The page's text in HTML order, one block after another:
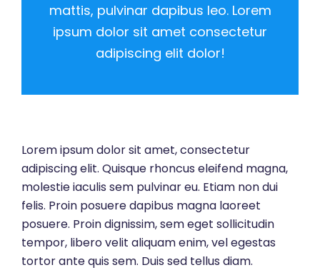
mattis, pulvinar dapibus leo. Lorem
ipsum dolor sit amet consectetur
adipiscing elit dolor!
Lorem ipsum dolor sit amet, consectetur
adipiscing elit. Quisque rhoncus eleifend magna,
molestie iaculis sem pulvinar eu. Etiam non dui
felis. Proin posuere dapibus magna laoreet
posuere. Proin dignissim, sem eget sollicitudin
tempor, libero velit aliquam enim, vel egestas
tortor ante quis sem. Duis sed tellus diam.